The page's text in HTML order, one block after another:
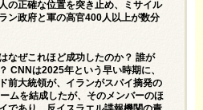
の正確な位置を突き止め、ミサイル
ン政府と軍の高官400人以上が数分
なぜこれほど成功したのか？ 誰が
CNNは2025年という早い時期に、
前大統領が、イランがスパイ摘発の
ムを結成したが、そのメンバーのほ